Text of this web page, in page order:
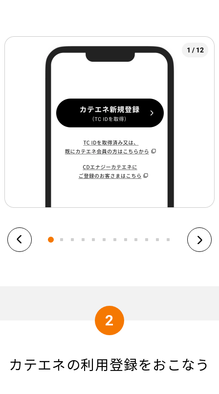
2
カテエネの利用登録をおこなう